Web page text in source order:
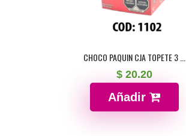
CHOCO PAQUIN CJA TOPETE 3 ...
$ 20.20
Añadir